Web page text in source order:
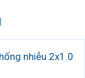
nhiễu 2x1.0